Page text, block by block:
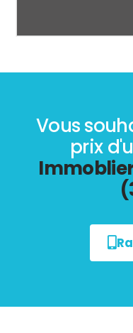
Vous
prix